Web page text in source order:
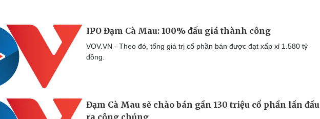
IPO Đạm Cà Mau: 100% đấu giá thành công
VOV.VN - Theo đó, tổng giá trị cổ phần bán được đạt xấp xỉ 1.580 tỷ
đồng.
Đạm Cà Mau sẽ chào bán gần 130 triệu cổ phần lần đầu